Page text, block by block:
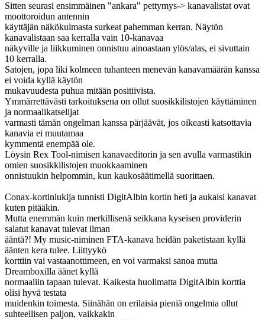
Sitten seurasi ensimmäinen "ankara" pettymys-> kanavalistat ovat
moottoroidun antennin
käyttäjän näkökulmasta surkeat pahemman kerran. Näytön
kanavalistaan saa kerralla vain 10-kanavaa
näkyville ja liikkuminen onnistuu ainoastaan ylös/alas, ei sivuttain
10 kerralla.
Satojen, jopa liki kolmeen tuhanteen menevän kanavamäärän kanssa
ei voida kyllä käytön
mukavuudesta puhua mitään positiivista.
Ymmärrettävästi tarkoituksena on ollut suosikkilistojen käyttäminen
ja normaalikatselijat
varmasti tämän ongelman kanssa pärjäävät, jos oikeasti katsottavia
kanavia ei muutamaa
kymmentä enempää ole.
Löysin Rex Tool-nimisen kanavaeditorin ja sen avulla varmastikin
omien suosikkilistojen muokkaaminen
onnistuukin helpommin, kun kaukosäätimellä suorittaen.
Conax-kortinlukija tunnisti DigitAlbin kortin heti ja aukaisi kanavat
kuten pitääkin.
Mutta enemmän kuin merkillisenä seikkana kyseisen providerin
salatut kanavat tulevat ilman
ääntä?! My music-niminen FTA-kanava heidän paketistaan kyllä
äänten kera tulee. Liittyykö
korttiin vai vastaanottimeen, en voi varmaksi sanoa mutta
Dreamboxilla äänet kyllä
normaaliin tapaan tulevat. Kaikesta huolimatta DigitAlbin korttia
olisi hyvä testata
muidenkin toimesta. Siinähän on erilaisia pieniä ongelmia ollut
suhteellisen paljon, vaikkakin